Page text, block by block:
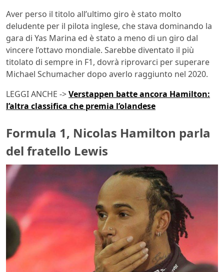
Aver perso il titolo all’ultimo giro è stato molto
deludente per il pilota inglese, che stava dominando la
gara di Yas Marina ed è stato a meno di un giro dal
vincere l’ottavo mondiale. Sarebbe diventato il più
titolato di sempre in F1, dovrà riprovarci per superare
Michael Schumacher dopo averlo raggiunto nel 2020.
LEGGI ANCHE ->Verstappen batte ancora Hamilton:
l’altra classifica che premia l’olandese
Formula 1, Nicolas Hamilton parla
del fratello Lewis